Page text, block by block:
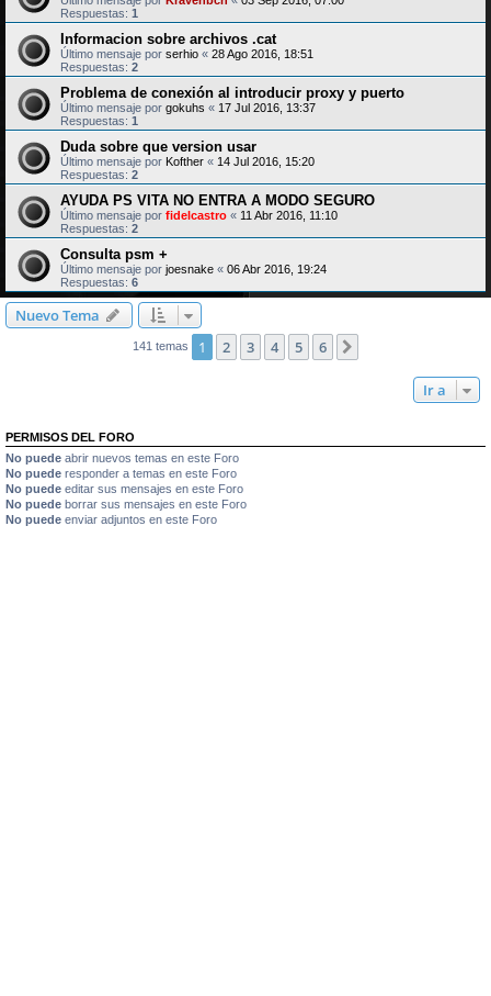
Respuestas: 1
Informacion sobre archivos .cat
Último mensaje por serhio « 28 Ago 2016, 18:51
Respuestas: 2
Problema de conexión al introducir proxy y puerto
Último mensaje por gokuhs « 17 Jul 2016, 13:37
Respuestas: 1
Duda sobre que version usar
Último mensaje por Kofther « 14 Jul 2016, 15:20
Respuestas: 2
AYUDA PS VITA NO ENTRA A MODO SEGURO
Último mensaje por fidelcastro « 11 Abr 2016, 11:10
Respuestas: 2
Consulta psm +
Último mensaje por joesnake « 06 Abr 2016, 19:24
Respuestas: 6
Nuevo Tema
141 temas 1 2 3 4 5 6
Ir a
PERMISOS DEL FORO
No puede abrir nuevos temas en este Foro
No puede responder a temas en este Foro
No puede editar sus mensajes en este Foro
No puede borrar sus mensajes en este Foro
No puede enviar adjuntos en este Foro